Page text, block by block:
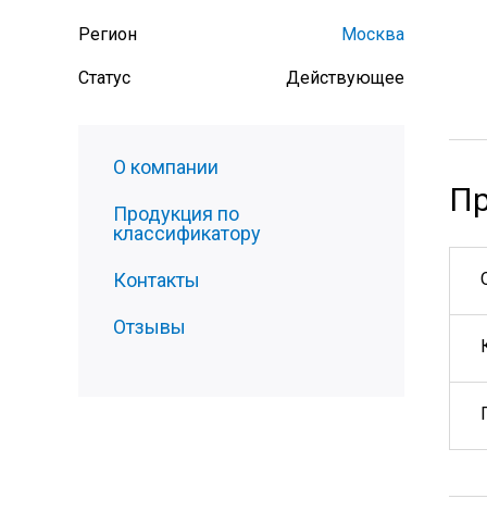
Регион Москва
Статус Действующее
О компании
Продукция по
классификатору
Контакты
Отзывы